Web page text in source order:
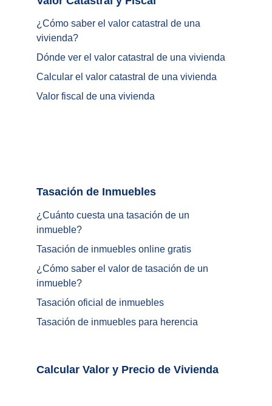
¿Cuánto cuesta una tasación de un
inmueble?
Tasación de inmuebles online gratis
¿ Cómo saber el valor de tasación de un
inmueble?
Tasación oficial de inmuebles
Tasación de inmuebles para herencia
¿ Cómo saber el valor catastral de una
vivienda?
Dónde ver el valor catastral de una vivienda
Calcular el valor catastral de una vivienda
Valor fiscal de una vivienda